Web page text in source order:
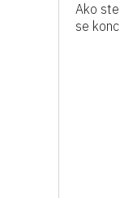
Ako
se